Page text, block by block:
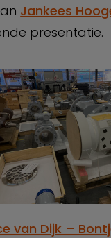
Jankees
presentatie.
van Dijk –